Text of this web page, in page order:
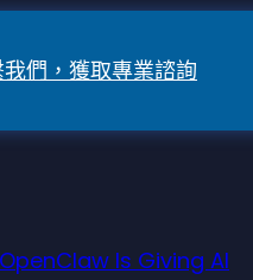
們，獲取專業諮詢
Is Giving AI